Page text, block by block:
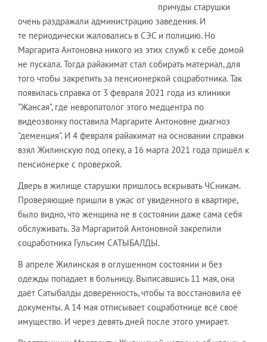
причуды старушки
очень раздражали администрацию заведения. И
те периодически жаловались в СЭС и полицию. Но
Маргарита Антоновна никого из этих служб к себе домой
не пускала. Тогда райакимат стал собирать материал, для
того чтобы закрепить за пенсионеркой соцработника. Так
появилась справка от 3 февраля 2021 года из клиники
"Жансая", где невропатолог этого медцентра по
видеозвонку поставила Маргарите Антоновне диагноз
"деменция". И 4 февраля райакимат на основании справки
взял Жилинскую под опеку, а 16 марта 2021 года пришёл к
пенсионерке с проверкой.
Дверь в жилище старушки пришлось вскрывать ЧСникам.
Проверяющие пришли в ужас от увиденного в квартире,
было видно, что женщина не в состоянии даже сама себя
обслуживать. За Маргаритой Антоновной закрепили
соцработника Гульсим САТЫБАЛДЫ.
В апреле Жилинская в оглушенном состоянии и без
одежды попадает в больницу. Выписавшись 11 мая, она
даёт Сатыбалды доверенность, чтобы та восстановила её
документы. А 14 мая отписывает соцработнице всё своё
имущество. И через девять дней после этого умирает.